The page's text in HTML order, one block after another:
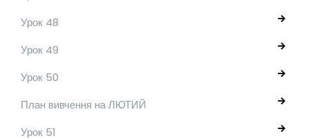
Урок 48
Урок 49
Урок 50
План вивчення на ЛЮТИЙ
Урок 51